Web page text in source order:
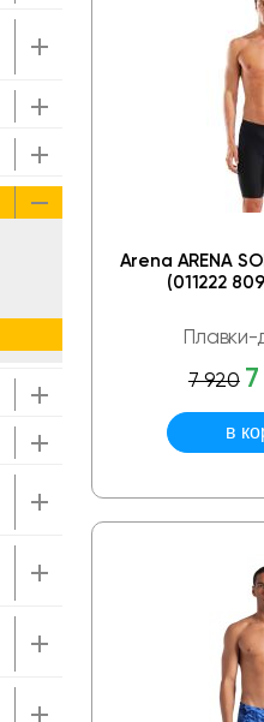
Arena ARENA
(011222
7 920